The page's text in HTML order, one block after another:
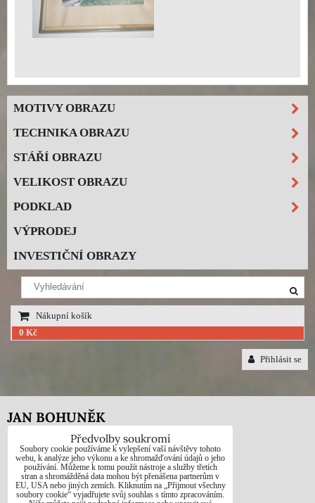
MOTIVY OBRAZU
TECHNIKA OBRAZU
STÁŘÍ OBRAZU
VELIKOST OBRAZU
PODKLAD
VÝPRODEJ
INVESTIČNÍ OBRAZY
Nákupní košík
0 Kč
Přihlásit se
JAN BOHUNĚK
Telefon: +420725021832
e-mail: 1jab@seznam.cz
web: www.prodej-obrazy.eu
Předvolby soukromí
Soubory cookie používáme k vylepšení vaší návštěvy tohoto
webu, k analýze jeho výkonu a ke shromažďování údajů o jeho
používání. Můžeme k tomu použít nástroje a služby třetích
stran a shromážděná data mohou být přenášena partnerům v
EU, USA nebo jiných zemích. Kliknutím na „Přijmout všechny
soubory cookie“ vyjadřujete svůj souhlas s tímto zpracováním.